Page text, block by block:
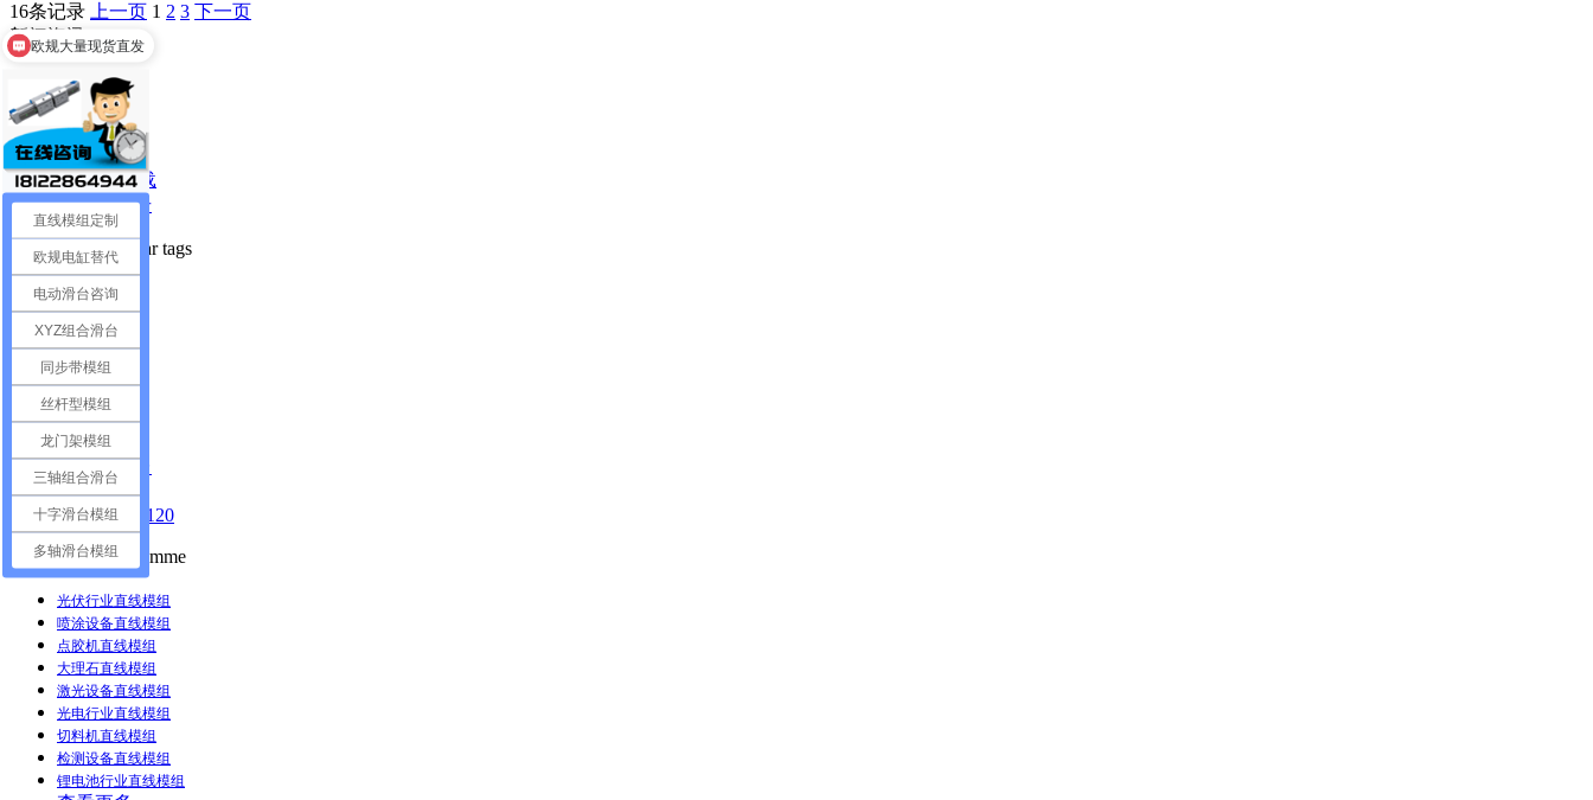
16条记录 上一页 1 2 3 下一页
新闻资讯 /News
常见问题
鼎格动态
行业资讯
技术百科
3D图纸下载
模组选型册
热门标签 /Popular tags
滑台模组
模组
直线模组
电缸
滑台
应用
直线
重负载滑台
欧规电缸
ELGA-TB-120
行业方案 /Programme
光伏行业直线模组
喷涂设备直线模组
点胶机直线模组
大理石直线模组
激光设备直线模组
光电行业直线模组
切料机直线模组
检测设备直线模组
锂电池行业直线模组
直线模组定制
欧规电缸替代
电动滑台咨询
XYZ组合滑台
同步带模组
丝杆型模组
龙门架模组
三轴组合滑台
十字滑台模组
多轴滑台模组
欧规大量现货直发